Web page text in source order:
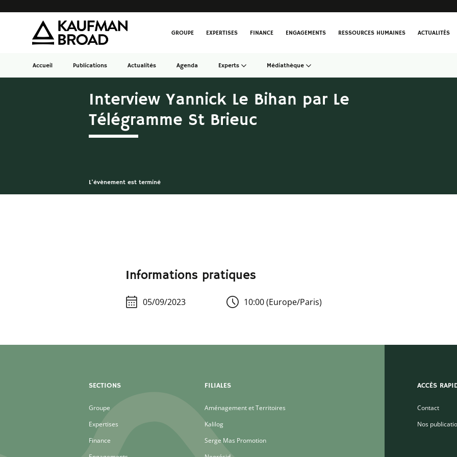
GROUPE EXPERTISES FINANCE ENGAGEMENTS RESSOURCES HUMAINES ACTUALITÉS
Accueil Publications Actualités Agenda Experts Médiathèque
Interview Yannick Le Bihan par Le
Télégramme St Brieuc
L'évènement est terminé
Informations pratiques
05/09/2023 10:00 (Europe/Paris)
SECTIONS
Groupe
Expertises
Finance
FILIALES
Aménagement et Territoires
Kalilog
Serge Mas Promotion
ACCÈS
Contact
Nos